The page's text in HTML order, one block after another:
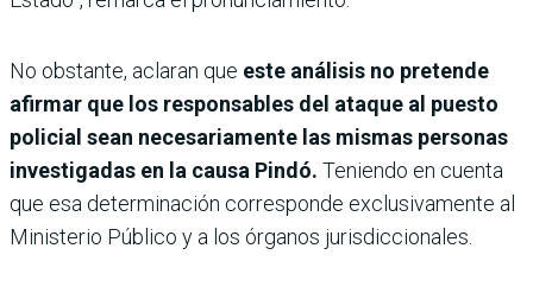
No obstante, aclaran que este análisis no pretende
afirmar que los responsables del ataque al puesto
policial sean necesariamente las mismas personas
investigadas en la causa Pindó. Teniendo en cuenta
que esa determinación corresponde exclusivamente al
Ministerio Público y a los órganos jurisdiccionales.